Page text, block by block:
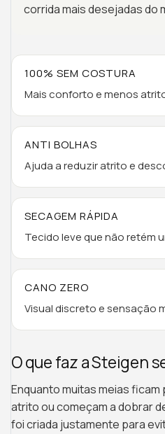
corrida mais desejadas do
100% SEM COSTURA
Mais conforto e menos
ANTI BOLHAS
Ajuda a reduzir atrito e
SECAGEM RÁPIDA
Tecido leve que não retém
CANO ZERO
Visual discreto e sensação
O que faz a Steigen
Enquanto muitas meias
atrito ou começam a dobrar
foi criada justamente para